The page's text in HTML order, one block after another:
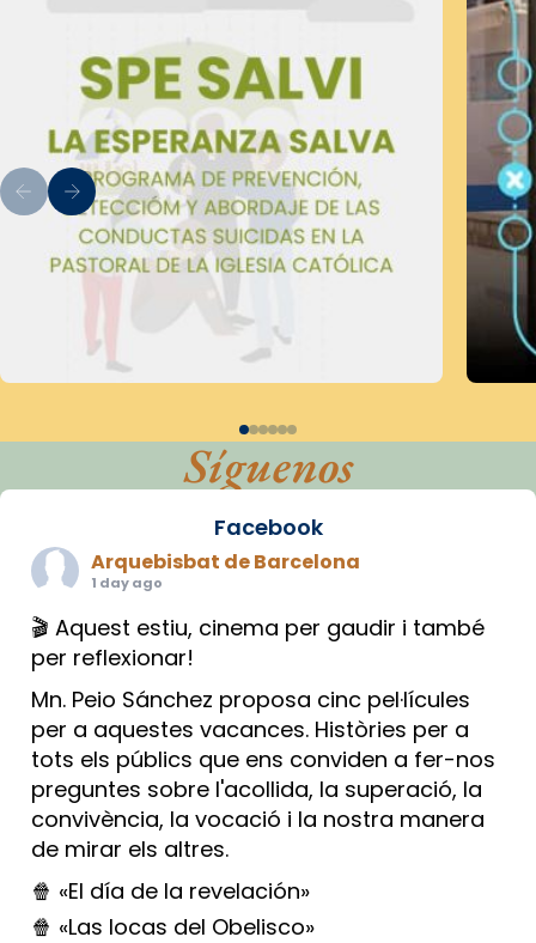
Síguenos
Facebook
Arquebisbat de Barcelona
1 day ago
🎬 Aquest estiu, cinema per gaudir i també
per reflexionar!
Mn. Peio Sánchez proposa cinc pel·lícules
per a aquestes vacances. Històries per a
tots els públics que ens conviden a fer-nos
preguntes sobre l'acollida, la superació, la
convivència, la vocació i la nostra manera
de mirar els altres.
🍿 «El día de la revelación»
🍿 «Las locas del Obelisco»